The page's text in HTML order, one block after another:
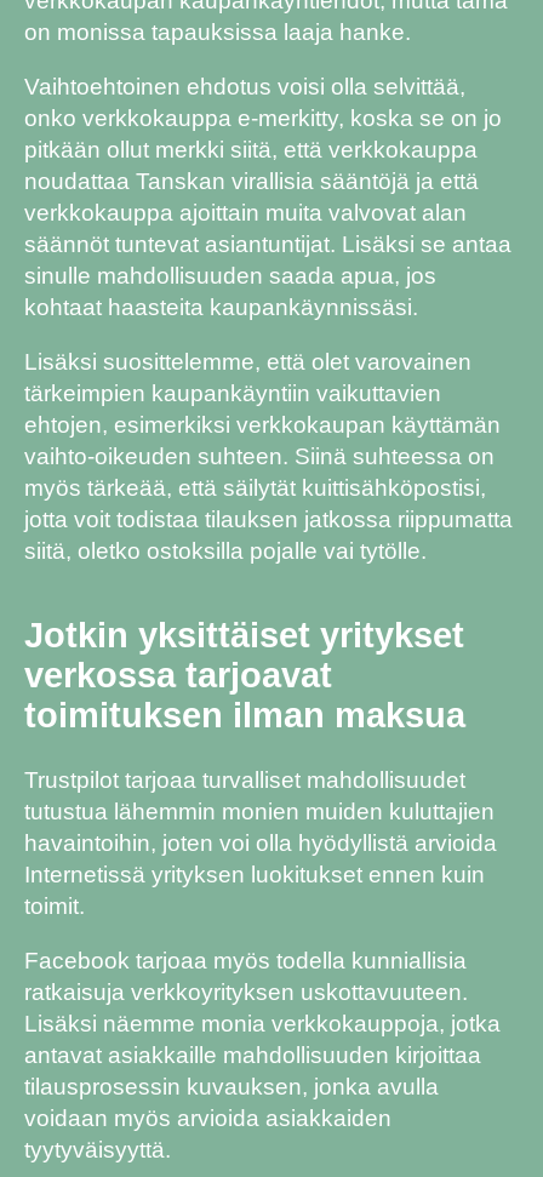
on monissa tapauksissa laaja hanke.
Vaihtoehtoinen ehdotus voisi olla selvittää,
onko verkkokauppa e-merkitty, koska se on jo
pitkään ollut merkki siitä, että verkkokauppa
noudattaa Tanskan virallisia sääntöjä ja että
verkkokauppa ajoittain muita valvovat alan
säännöt tuntevat asiantuntijat. Lisäksi se antaa
sinulle mahdollisuuden saada apua, jos
kohtaat haasteita kaupankäynnissäsi.
Lisäksi suosittelemme, että olet varovainen
tärkeimpien kaupankäyntiin vaikuttavien
ehtojen, esimerkiksi verkkokaupan käyttämän
vaihto-oikeuden suhteen. Siinä suhteessa on
myös tärkeää, että säilytät kuittisähköpostisi,
jotta voit todistaa tilauksen jatkossa riippumatta
siitä, oletko ostoksilla pojalle vai tytölle.
Jotkin yksittäiset yritykset
verkossa tarjoavat
toimituksen ilman maksua
Trustpilot tarjoaa turvalliset mahdollisuudet
tutustua lähemmin monien muiden kuluttajien
havaintoihin, joten voi olla hyödyllistä arvioida
Internetissä yrityksen luokitukset ennen kuin
toimit.
Facebook tarjoaa myös todella kunniallisia
ratkaisuja verkkoyrityksen uskottavuuteen.
Lisäksi näemme monia verkkokauppoja, jotka
antavat asiakkaille mahdollisuuden kirjoittaa
tilausprosessin kuvauksen, jonka avulla
voidaan myös arvioida asiakkaiden
tyytyväisyyttä.